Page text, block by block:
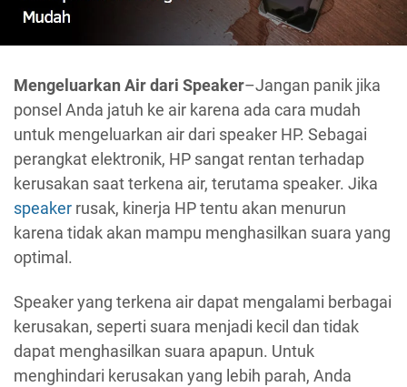
Mengeluarkan Air dari Speaker–Jangan panik jika
ponsel Anda jatuh ke air karena ada cara mudah
untuk mengeluarkan air dari speaker HP. Sebagai
perangkat elektronik, HP sangat rentan terhadap
kerusakan saat terkena air, terutama speaker. Jika
speaker rusak, kinerja HP ​​tentu akan menurun
karena tidak akan mampu menghasilkan suara yang
optimal.
Speaker yang terkena air dapat mengalami berbagai
kerusakan, seperti suara menjadi kecil dan tidak
dapat menghasilkan suara apapun. Untuk
menghindari kerusakan yang lebih parah, Anda